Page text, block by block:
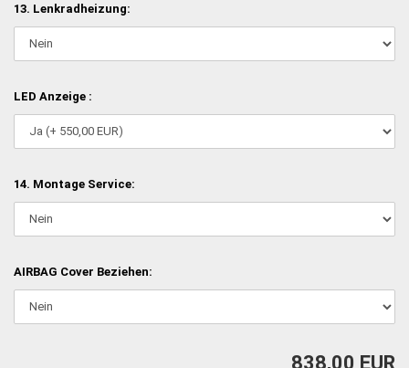
13. Lenkradheizung:
LED Anzeige :
14. Montage Service:
AIRBAG Cover Beziehen:
838,00 EUR